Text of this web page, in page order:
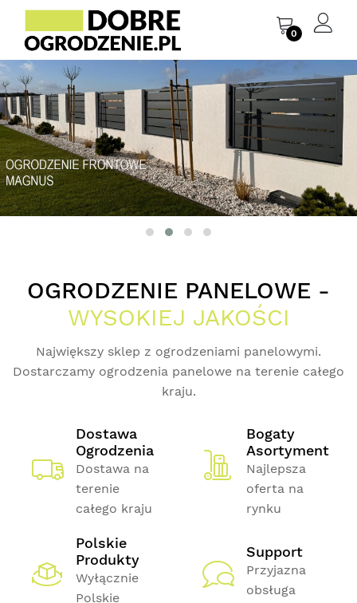
0
OGRODZENIE PANELOWE -
WYSOKIEJ JAKOŚCI
Największy sklep z ogrodzeniami panelowymi.
Dostarczamy ogrodzenia panelowe na terenie całego
kraju.
Dostawa
Ogrodzenia
Dostawa na
terenie
całego kraju
Bogaty
Asortyment
Najlepsza
oferta na
rynku
Polskie
Produkty
Wyłącznie
Polskie
Support
Przyjazna
obsługa